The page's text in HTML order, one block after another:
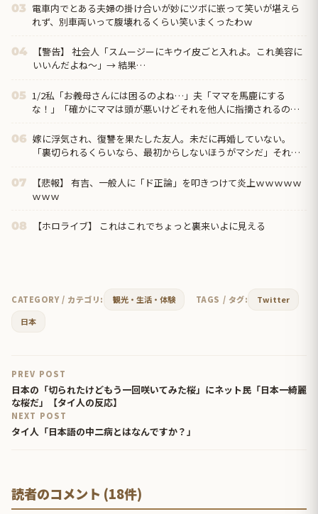
03 電車内でとある夫婦の掛け合いが妙にツボに嵌って笑いが堪えら
れず、別車両いって腹壊れるくらい笑いまくったわｗ
04
【警告】 社会人「スムージーにキウイ皮ごと入れよ。これ美容に
いいんだよね〜」→ 結果…
05 1/2私「お義母さんには困るのよね…」夫「ママを馬鹿にする
な！」「確かにママは頭が悪いけどそれを他人に指摘されるのは
06 嫁に浮気され、復讐を果たした友人。未だに再婚していない。
「裏切られるくらいなら、最初からしないほうがマシだ」それ聞
07
【悲報】 有吉、一般人に「ド正論」を叩きつけて炎上ｗｗｗｗｗ
ｗｗｗ
08 【ホロライブ】 これはこれでちょっと裏来いよに見える
CATEGORY / カテゴリ: 観光・生活・体験 TAGS / タグ:
Twitter
日本
PREV POST
日本の「切られたけどもう一回咲いてみた桜」にネット民「日本一綺麗
な桜だ」【タイ人の反応】
NEXT POST
タイ人「日本語の中二病とはなんですか？」
読者のコメント (18件)